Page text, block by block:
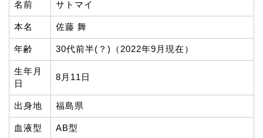
名前 サトマイ
本名 佐藤 舞
年齢 30代前半(？)（2022年9月現在）
生年月
日
8月11日
出身地 福島県
血液型 AB型